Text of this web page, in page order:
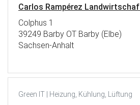
Carlos Rampérez
Colphus 1
39249 Barby OT Barby (Elbe)
Sachsen-Anhalt
Green IT | Heizung, Kühlung, Lüftung